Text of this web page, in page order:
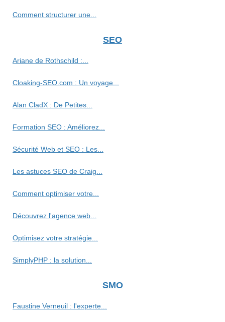
Comment structurer une...
SEO
Ariane de Rothschild :...
Cloaking-SEO.com : Un voyage...
Alan CladX : De Petites...
Formation SEO : Améliorez...
Sécurité Web et SEO : Les...
Les astuces SEO de Craig...
Comment optimiser votre...
Découvrez l'agence web...
Optimisez votre stratégie...
SimplyPHP : la solution...
SMO
Faustine Verneuil : l'experte...